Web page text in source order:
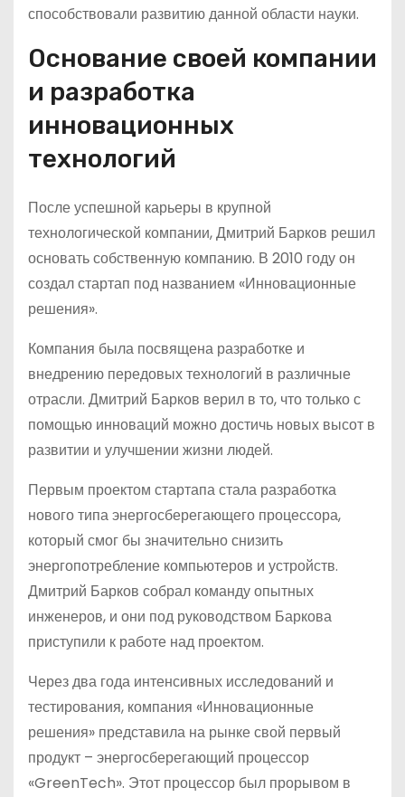
способствовали развитию данной области науки.
Основание своей компании
и разработка
инновационных
технологий
После успешной карьеры в крупной
технологической компании, Дмитрий Барков решил
основать собственную компанию. В 2010 году он
создал стартап под названием «Инновационные
решения».
Компания была посвящена разработке и
внедрению передовых технологий в различные
отрасли. Дмитрий Барков верил в то, что только с
помощью инноваций можно достичь новых высот в
развитии и улучшении жизни людей.
Первым проектом стартапа стала разработка
нового типа энергосберегающего процессора,
который смог бы значительно снизить
энергопотребление компьютеров и устройств.
Дмитрий Барков собрал команду опытных
инженеров, и они под руководством Баркова
приступили к работе над проектом.
Через два года интенсивных исследований и
тестирования, компания «Инновационные
решения» представила на рынке свой первый
продукт – энергосберегающий процессор
«GreenTech». Этот процессор был прорывом в